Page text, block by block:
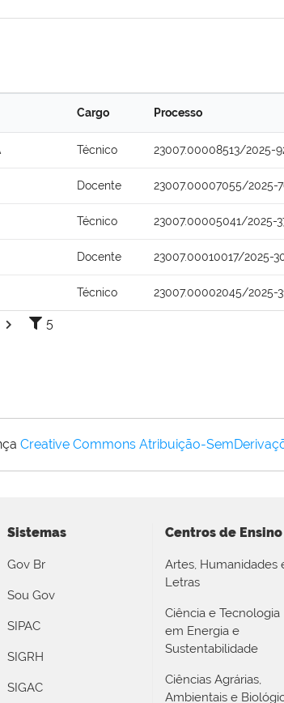
Cargo Processo
Técnico 23007.00008513/2025-
Docente 23007.00007055/2025-
Técnico 23007.00005041/2025-
Docente 23007.00010017/2025-
Técnico 23007.00002045/2025-
5
Creative Commons Atribuição-
Sistemas
Gov Br
Sou Gov
SIPAC
SIGRH
SIGAC
Centros de Ensino
Artes, Humanidades
Letras
Ciência e Tecnologia
em Energia e
Sustentabilidade
Ciências Agrárias,
Ambientais e